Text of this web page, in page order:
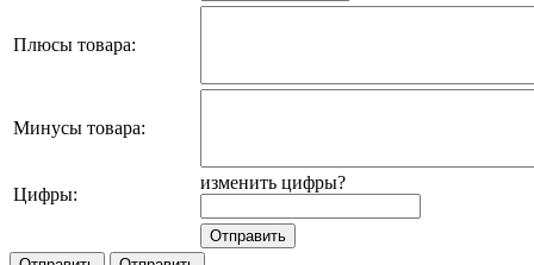
Плюсы товара:
Минусы товара:
Цифры:
изменить цифры?